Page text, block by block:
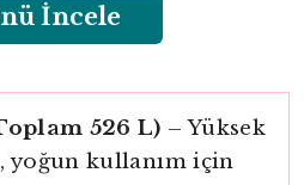
İncele
526 L) – Yüksek
yoğun kullanım için